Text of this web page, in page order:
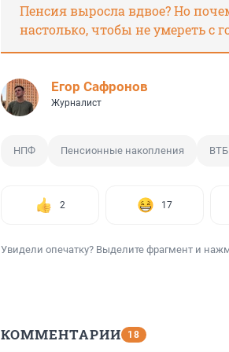
Пенсия выросла вдвое? Но
настолько, чтобы не умереть с
Егор Сафронов
Журналист
НПФ Пенсионные накопления
2 17
Увидели опечатку? Выделите фрагмент и
КОММЕНТАРИИ 18